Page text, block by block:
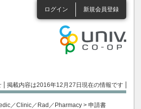
ログイン 新規会員登録
掲載内容は2016年12月27日現在の情報です
／Clinic／Rad／Pharmacy > 申請書